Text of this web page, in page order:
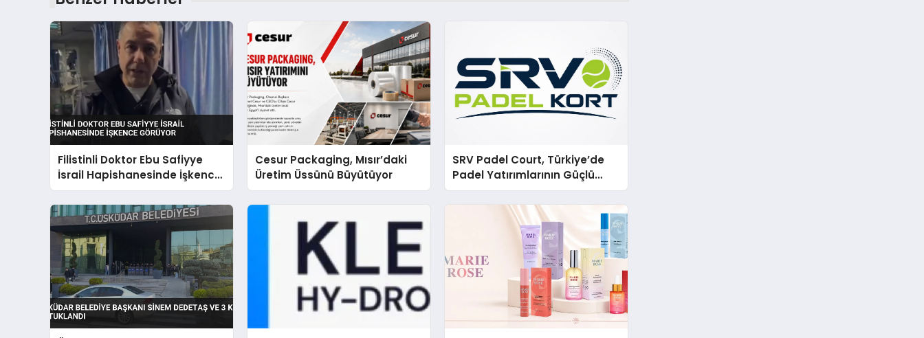
Filistinli Doktor Ebu Safiyye
İsrail Hapishanesinde İşkence
Görüyor
Cesur Packaging, Mısır’daki
Üretim Üssünü Büyütüyor
SRV Padel Court, Türkiye’de
Padel Yatırımlarının Güçlü
Markası Olmayı Sürdürüyor